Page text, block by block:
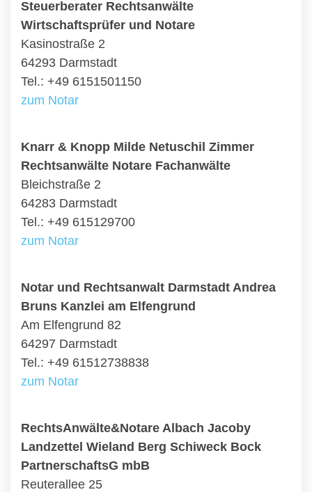
Steuerberater Rechtsanwälte
Wirtschaftsprüfer und Notare
Kasinostraße 2
64293 Darmstadt
Tel.: +49 6151501150
zum Notar
Knarr & Knopp Milde Netuschil Zimmer
Rechtsanwälte Notare Fachanwälte
Bleichstraße 2
64283 Darmstadt
Tel.: +49 615129700
zum Notar
Notar und Rechtsanwalt Darmstadt Andrea
Bruns Kanzlei am Elfengrund
Am Elfengrund 82
64297 Darmstadt
Tel.: +49 61512738838
zum Notar
RechtsAnwälte&Notare Albach Jacoby
Landzettel Wieland Berg Schiweck Bock
PartnerschaftsG mbB
Reuterallee 25